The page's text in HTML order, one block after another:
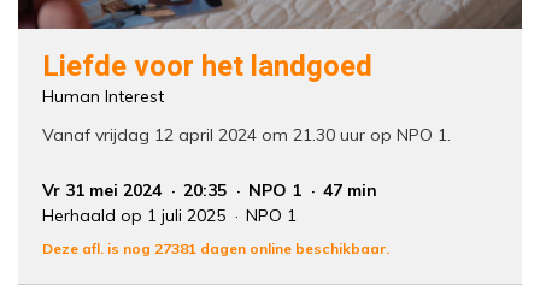
Liefde voor het landgoed
Human Interest
Vanaf vrijdag 12 april 2024 om 21.30 uur op NPO 1.
Vr 31 mei 2024 20:35 NPO 1
47 min
Herhaald op 1 juli 2025
NPO 1
Deze afl. is nog 27381 dagen online beschikbaar.